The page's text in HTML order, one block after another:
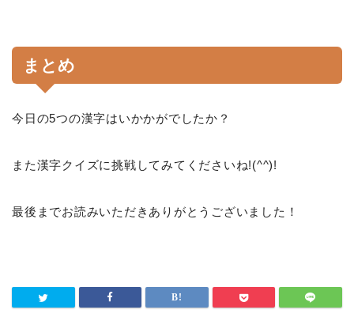
まとめ
今日の5つの漢字はいかかがでしたか？
また漢字クイズに挑戦してみてくださいね!(^^)!
最後までお読みいただきありがとうございました！